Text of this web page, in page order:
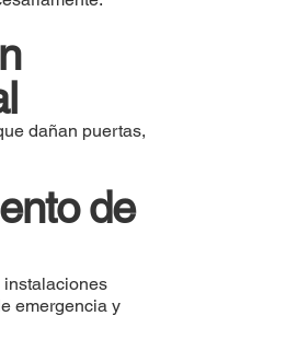
dañan puertas,
de
instalaciones
emergencia y